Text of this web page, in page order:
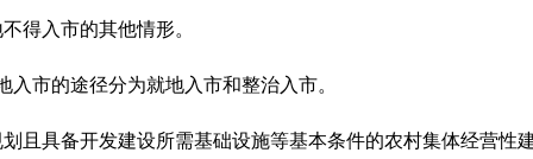
入市的其他情形。
市的途径分为就地入市和整治入市。
具备开发建设所需基础设施等基本条件的农村集体经营性建